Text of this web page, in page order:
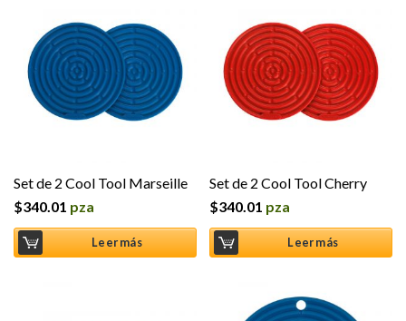
Set de 2 Cool Tool Marseille
$340.01 pza
Leer más
Set de 2 Cool Tool Cherry
$340.01 pza
Leer más